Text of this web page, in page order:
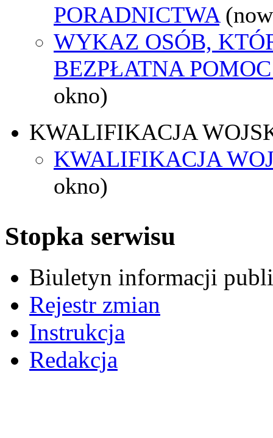
PORADNICTWA
WYKAZ OSÓB,
BEZPŁATNA
okno)
KWALIFIKACJA
KWALIFIKACJA
okno)
Stopka serwisu
Biuletyn informacji
Rejestr zmian
Instrukcja
Redakcja